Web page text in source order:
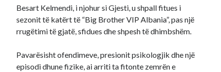
Besart Kelmendi, i njohur si Gjesti, u shpall fitues i
sezonit të katërt të “Big Brother VIP Albania”, pas një
rrugëtimi të gjatë, sfidues dhe shpesh të dhimbshëm.
Pavarësisht ofendimeve, presionit psikologjik dhe një
episodi dhune fizike, ai arriti ta fitonte zemrën e